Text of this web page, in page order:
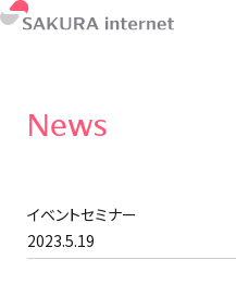
News
イベントセミナー
2023.5.19